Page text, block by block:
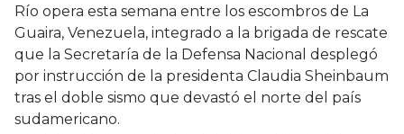
Río opera esta semana entre los escombros de La
Guaira, Venezuela, integrado a la brigada de rescate
que la Secretaría de la Defensa Nacional desplegó
por instrucción de la presidenta Claudia Sheinbaum
tras el doble sismo que devastó el norte del país
sudamericano.